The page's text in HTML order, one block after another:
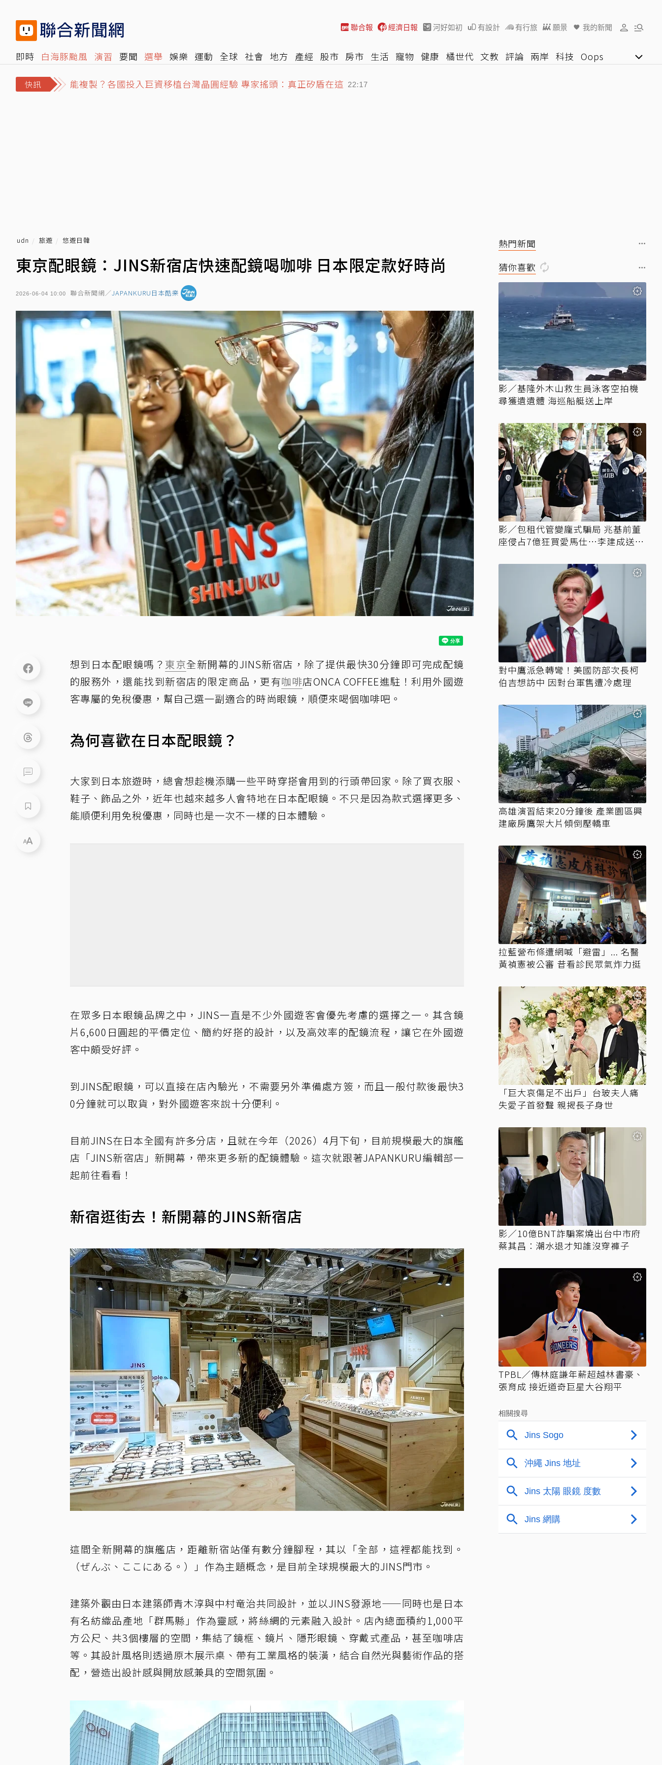
聯合報 經濟日報 河好如初 有設計 有行旅 願景 我的新聞
即時 白海豚颱風 演習 要聞 選舉 娛樂 運動 全球 社會 地方 產經 股市 房市 生活 寵物 健康 橘世代 文教 評論 兩岸 科技 Oops
快訊 能複製？各國投入巨資移植台灣晶圓經驗 專家搖頭：真正矽盾在這 22:17
udn 旅遊 悠遊日韓
東京配眼鏡：JINS新宿店快速配鏡喝咖啡 日本限定款好時尚
2026-06-04 10:00 聯合新聞網／JAPANKURU日本酷樂
想到日本配眼鏡嗎？ 東京全新開幕的JINS新宿店，除了提供最快30分鐘即可完成配鏡
的服務外，還能找到新宿店的限定商品，更有咖啡店ONCA COFFEE進駐！利用外國遊
客專屬的免稅優惠，幫自己選一副適合的時尚眼鏡，順便來喝個咖啡吧。
為何喜歡在日本配眼鏡？
大家到日本旅遊時，總會想趁機添購一些平時穿搭會用到的行頭帶回家。除了買衣服、
鞋子、飾品之外，近年也越來越多人會特地在日本配眼鏡。不只是因為款式選擇更多、
能順便利用免稅優惠，同時也是一次不一樣的日本體驗。
在眾多日本眼鏡品牌之中，JINS一直是不少外國遊客會優先考慮的選擇之一。其含鏡
片6,600日圓起的平價定位、簡約好搭的設計，以及高效率的配鏡流程，讓它在外國遊
客中頗受好評。
到JINS配眼鏡，可以直接在店內驗光，不需要另外準備處方簽，而且一般付款後最快3
0分鐘就可以取貨，對外國遊客來說十分便利。
目前JINS在日本全國有許多分店，且就在今年（2026）4月下旬，目前規模最大的旗艦
店「JINS新宿店」新開幕，帶來更多新的配鏡體驗。這次就跟著JAPANKURU編輯部一
起前往看看！
新宿逛街去！新開幕的JINS新宿店
這間全新開幕的旗艦店，距離新宿站僅有數分鐘腳程，其以「全部，這裡都能找到。
（ぜんぶ、ここにある。）」作為主題概念，是目前全球規模最大的JINS門市。
建築外觀由日本建築師青木淳與中村竜治共同設計，並以JINS發源地——同時也是日本
有名紡織品產地「群馬縣」作為靈感，將絲綢的元素融入設計。店內總面積約1,000平
方公尺、共3個樓層的空間，集結了鏡框、鏡片、隱形眼鏡、穿戴式產品，甚至咖啡店
等。其設計風格則透過原木展示桌、帶有工業風格的裝潢，結合自然光與藝術作品的搭
配，營造出設計感與開放感兼具的空間氛圍。
熱門新聞
猜你喜歡
影／基隆外木山救生員泳客空拍機
尋獲遺遺體 海巡船艇送上岸
影／包租代管變龐式騙局 兆基前董
座侵占7億狂買愛馬仕…李建成送北
對中鷹派急轉彎！美國防部次長柯
伯吉想訪中 因對台軍售遭冷處理
高雄演習結束20分鐘後 產業園區興
建廠房鷹架大片傾倒壓轎車
拉藍營布條遭網喊「避雷」... 名醫
黃禎憲被公審 昔看診民眾氣炸力挺
「巨大哀傷足不出戶」台玻夫人痛
失愛子首發聲 親揭長子身世
影／10億BNT詐騙案燒出台中市府
蔡其昌：潮水退才知誰沒穿褲子
TPBL／傳林庭謙年薪超越林書豪、
張育成 接近道奇巨星大谷翔平